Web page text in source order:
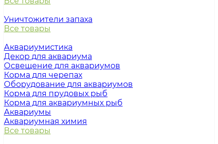
Уничтожители запаха
Все товары
Аквариумистика
Декор для аквариума
Освещение для аквариумов
Корма для черепах
Оборудование для аквариумов
Корма для прудовых рыб
Корма для аквариумных рыб
Аквариумы
Аквариумная химия
Все товары